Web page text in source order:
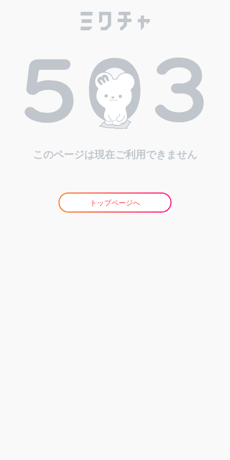
このページは現在ご利用できません